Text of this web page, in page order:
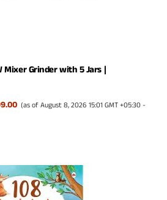
Grinder with 5 Jars |
(as of August 8, 2026 15:01 GMT +05:30 -